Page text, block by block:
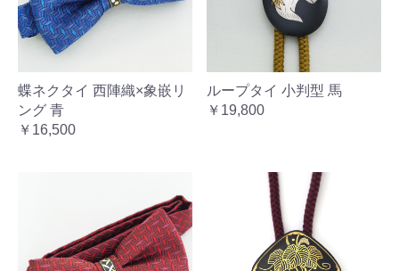
蝶ネクタイ 西陣織×象嵌リ
ング 青
￥16,500
ループタイ 小判型 馬
￥19,800